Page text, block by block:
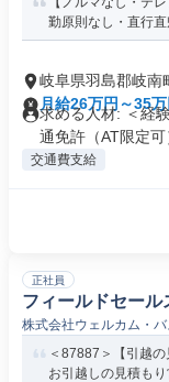
勤原則なし・直行
岐阜県羽島郡岐南
月給26万円～35
求める人材: ＜経
通免許（AT限定可
交通費支給
正社員
フィールドセール
株式会社ウェルカム・バ
＜87887＞【引越
お引越しの見積も